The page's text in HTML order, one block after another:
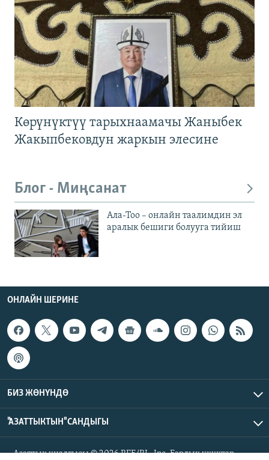
Көрүнүктүү тарыхнаамачы Жаныбек
Жакыпбековдун жаркын элесине
Блог - Миңсанат
Ала-Тоо – онлайн таалимдин эл
аралык бешиги болууга тийиш
ОНЛАЙН ШЕРИНЕ
БИЗ ЖӨНҮНДӨ
"АЗАТТЫКТЫН" САНДЫГЫ
Азаттык үналгысы © 2026 RFE/RL, Inc. Бардык укуктар